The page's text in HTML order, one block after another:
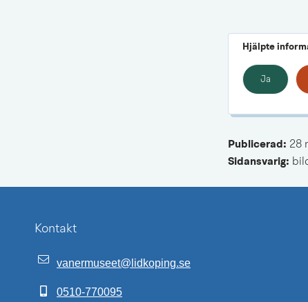
Hjälpte
Ja
Publicerad: 28
Sidansvarig:
Kontakt
vanermuseet@lidkoping.se
0510-770095